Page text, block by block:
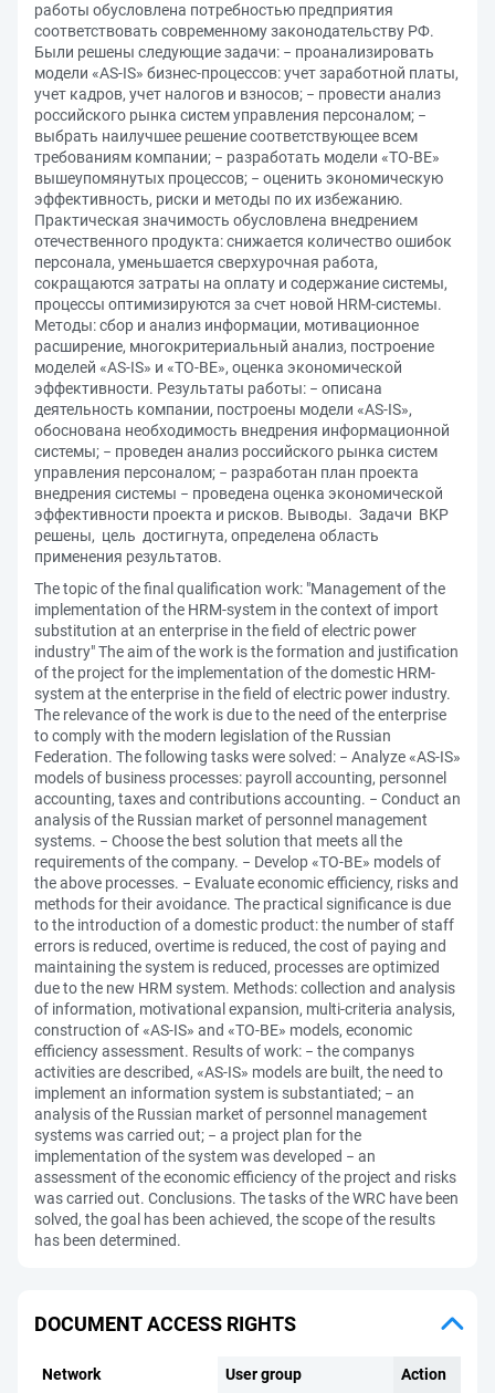
работы обусловлена потребностью предприятия
соответствовать современному законодательству РФ.
Были решены следующие задачи: − проанализировать
модели «AS-IS» бизнес-процессов: учет заработной платы,
учет кадров, учет налогов и взносов; − провести анализ
российского рынка систем управления персоналом; −
выбрать наилучшее решение соответствующее всем
требованиям компании; − разработать модели «TO-BE»
вышеупомянутых процессов; − оценить экономическую
эффективность, риски и методы по их избежанию.
Практическая значимость обусловлена внедрением
отечественного продукта: снижается количество ошибок
персонала, уменьшается сверхурочная работа,
сокращаются затраты на оплату и содержание системы,
процессы оптимизируются за счет новой HRM-системы.
Методы: сбор и анализ информации, мотивационное
расширение, многокритериальный анализ, построение
моделей «AS-IS» и «TO-BE», оценка экономической
эффективности. Результаты работы: − описана
деятельность компании, построены модели «AS-IS»,
обоснована необходимость внедрения информационной
системы; − проведен анализ российского рынка систем
управления персоналом; − разработан план проекта
внедрения системы − проведена оценка экономической
эффективности проекта и рисков. Выводы. Задачи ВКР
решены, цель достигнута, определена область
применения результатов.
The topic of the final qualification work: "Management of the
implementation of the HRM-system in the context of import
substitution at an enterprise in the field of electric power
industry" The aim of the work is the formation and justification
of the project for the implementation of the domestic HRM-
system at the enterprise in the field of electric power industry.
The relevance of the work is due to the need of the enterprise
to comply with the modern legislation of the Russian
Federation. The following tasks were solved: − Analyze «AS-IS»
models of business processes: payroll accounting, personnel
accounting, taxes and contributions accounting. − Conduct an
analysis of the Russian market of personnel management
systems. − Choose the best solution that meets all the
requirements of the company. − Develop «TO-BE» models of
the above processes. − Evaluate economic efficiency, risks and
methods for their avoidance. The practical significance is due
to the introduction of a domestic product: the number of staff
errors is reduced, overtime is reduced, the cost of paying and
maintaining the system is reduced, processes are optimized
due to the new HRM system. Methods: collection and analysis
of information, motivational expansion, multi-criteria analysis,
construction of «AS-IS» and «TO-BE» models, economic
efficiency assessment. Results of work: − the companys
activities are described, «AS-IS» models are built, the need to
implement an information system is substantiated; − an
analysis of the Russian market of personnel management
systems was carried out; − a project plan for the
implementation of the system was developed − an
assessment of the economic efficiency of the project and risks
was carried out. Conclusions. The tasks of the WRC have been
solved, the goal has been achieved, the scope of the results
has been determined.
DOCUMENT ACCESS RIGHTS
Network User group Action